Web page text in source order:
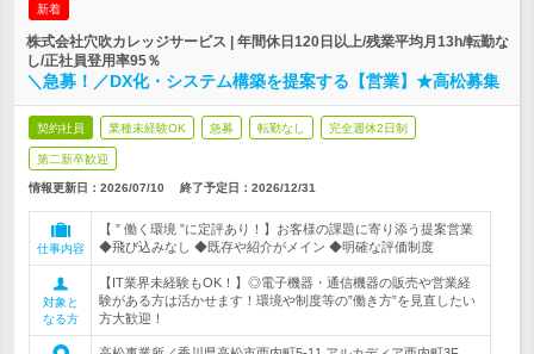
新着
株式会社穴吹カレッジサービス | 年間休日120日以上/残業平均月13h/転勤な
し/正社員登用率95％
＼急募！／DX化・システム構築を提案する【営業】★高松募集
契約社員 業種未経験OK 急募 転勤なし 完全週休2日制
第二新卒歓迎
情報更新日：2026/07/10 終了予定日： 2026/12/31
仕事内容
【 ” 働く環境 ”に定評あり！】お客様の課題に寄り添う提案営業
◆飛び込みなし ◆既存や紹介がメイン ◆明確な評価制度
対象と
なる方
【IT業界未経験もOK！】◎電子機器・通信機器の販売や営業経
験がある方は活かせます！環境や制度等の”働き方”を見直したい
方大歓迎！